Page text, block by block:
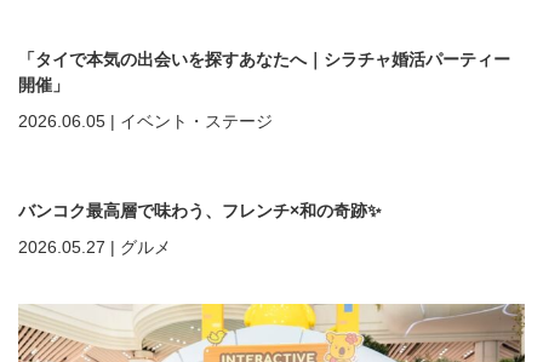
「タイで本気の出会いを探すあなたへ｜シラチャ婚活パーティー
開催」
2026.06.05 | イベント・ステージ
バンコク最高層で味わう、フレンチ×和の奇跡✨
2026.05.27 | グルメ